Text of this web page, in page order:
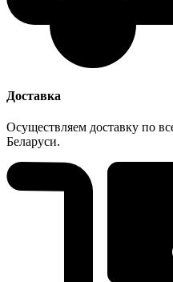
Доставка
Осуществляем доставку по
Беларуси.